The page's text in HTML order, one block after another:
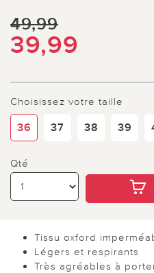
49,99
39,99
Choisissez votre taille
36 37 38 39
Qté
Tissu oxford
Légers et respirants
Très agréables à